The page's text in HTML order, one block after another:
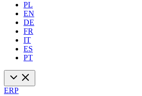
PL
EN
DE
FR
IT
ES
PT
ERP